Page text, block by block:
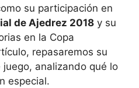
su participación en
de Ajedrez 2018 y su
en la Copa
repasaremos su
analizando qué lo
especial.